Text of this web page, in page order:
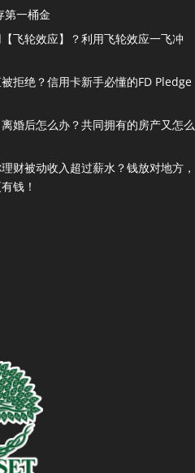
第一桶金
飞轮效应】？利用飞轮效应一飞冲
拒绝？信用卡新手必懂的FD Pledge
婚后怎么办？共同拥有的房产又怎么
财被动收入超过薪水？钱放对地方，
钱！